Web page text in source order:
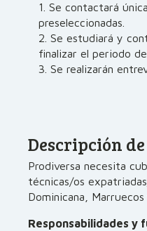
1. Se contactará
preseleccionadas.
2. Se estudiará y
finalizar el periodo de
3. Se realizarán
Descripción
Prodiversa necesita
técnicas/os
Dominicana, Marruecos
Responsabilidades y